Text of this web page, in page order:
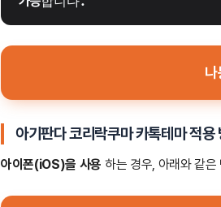
나
아기판다 코리락쿠마카톡테마 적용
아이폰(iOS)을 사용 하는 경우, 아래와 같